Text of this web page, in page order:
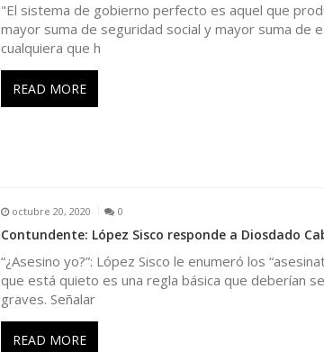
"El sistema de gobierno perfecto es aquel que
mayor suma de seguridad social y mayor suma de
cualquiera que h
READ MORE
octubre 20, 2020 0
Contundente: López Sisco responde a Diosdado
“¿Asesino yo?”: López Sisco le enumeró los
que está quieto es una regla básica que deberían
graves. Señalar
READ MORE